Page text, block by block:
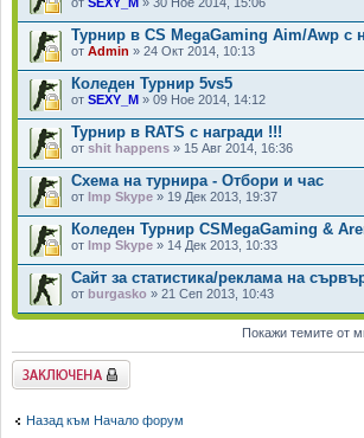
Турнир в CS MegaGaming Aim/Awp с
от Admin » 24 Окт 2014, 10:13
Коледен Турнир 5vs5
от SEXY_M » 09 Ное 2014, 14:12
Турнир в RATS с награди !!!
от shit happens » 15 Авг 2014, 16:36
Схема на турнира - Отбори и час
от Imp Skype » 19 Дек 2013, 19:37
Коледен Турнир CSMegaGaming &
от Imp Skype » 14 Дек 2013, 10:33
Сайт за статистика/реклама на
от burgasko » 21 Сеп 2013, 10:43
Покажи темите от
Заключен форум
Назад към Начало форум